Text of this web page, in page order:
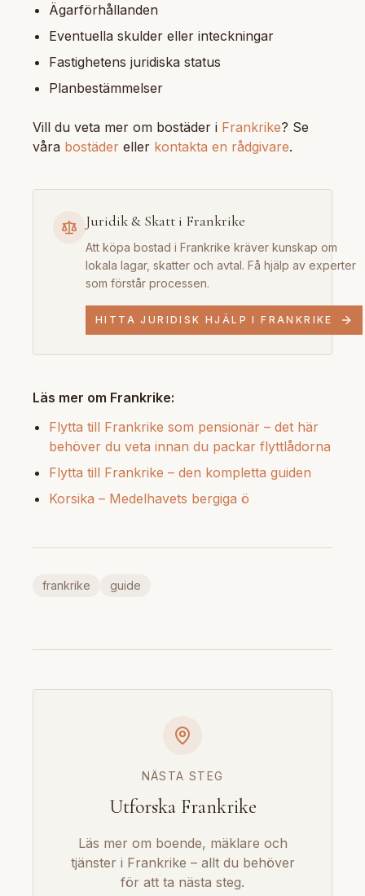
Ägarförhållanden
Eventuella skulder eller inteckningar
Fastighetens juridiska status
Planbestämmelser
Vill du veta mer om bostäder i Frankrike? Se
våra bostäder eller kontakta en rådgivare.
Juridik & Skatt i Frankrike
Att köpa bostad i Frankrike kräver kunskap om
lokala lagar, skatter och avtal. Få hjälp av experter
som förstår processen.
HITTA JURIDISK HJÄLP I FRANKRIKE
Läs mer om Frankrike:
Flytta till Frankrike som pensionär – det här
behöver du veta innan du packar flyttlådorna
Flytta till Frankrike – den kompletta guiden
Korsika – Medelhavets bergiga ö
frankrike guide
NÄSTA STEG
Utforska Frankrike
Läs mer om boende, mäklare och
tjänster i Frankrike – allt du behöver
för att ta nästa steg.